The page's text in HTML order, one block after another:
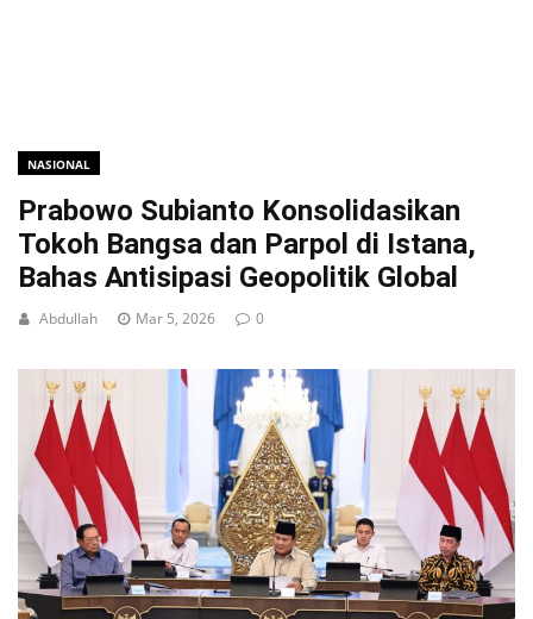
NASIONAL
Prabowo Subianto Konsolidasikan
Tokoh Bangsa dan Parpol di Istana,
Bahas Antisipasi Geopolitik Global
Abdullah Mar 5, 2026 0